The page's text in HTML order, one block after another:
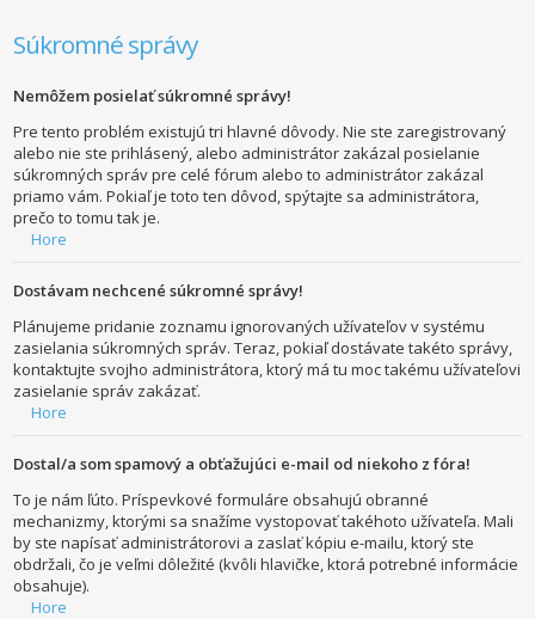
Súkromné správy
Nemôžem posielať súkromné správy!
Pre tento problém existujú tri hlavné dôvody. Nie ste zaregistrovaný
alebo nie ste prihlásený, alebo administrátor zakázal posielanie
súkromných správ pre celé fórum alebo to administrátor zakázal
priamo vám. Pokiaľ je toto ten dôvod, spýtajte sa administrátora,
prečo to tomu tak je.
Hore
Dostávam nechcené súkromné správy!
Plánujeme pridanie zoznamu ignorovaných užívateľov v systému
zasielania súkromných správ. Teraz, pokiaľ dostávate takéto správy,
kontaktujte svojho administrátora, ktorý má tu moc takému užívateľovi
zasielanie správ zakázať.
Hore
Dostal/a som spamový a obťažujúci e-mail od niekoho z fóra!
To je nám ľúto. Príspevkové formuláre obsahujú obranné
mechanizmy, ktorými sa snažíme vystopovať takéhoto užívateľa. Mali
by ste napísať administrátorovi a zaslať kópiu e-mailu, ktorý ste
obdržali, čo je veľmi dôležité (kvôli hlavičke, ktorá potrebné informácie
obsahuje).
Hore